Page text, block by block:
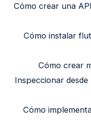
Cómo crear una
Cómo instalar
Cómo crear
Inspeccionar
Cómo